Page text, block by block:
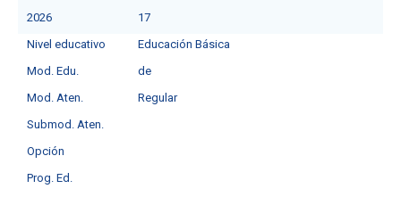
2026
17
Nivel educativo
Educación Básica
Mod. Edu.
de
Mod. Aten.
Regular
Submod. Aten.
Opción
Prog. Ed.